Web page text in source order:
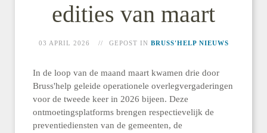
edities van maart
03 APRIL 2026 GEPOST IN BRUSS'HELP NIEUWS
In de loop van de maand maart kwamen drie door
Bruss'help geleide operationele overlegvergaderingen
voor de tweede keer in 2026 bijeen. Deze
ontmoetingsplatforms brengen respectievelijk de
preventiediensten van de gemeenten, de